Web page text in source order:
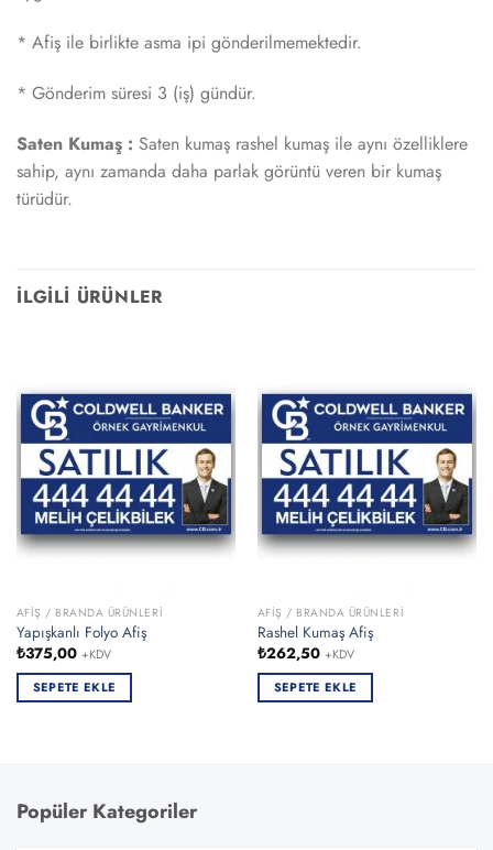
* Afiş ile birlikte asma ipi gönderilmemektedir.
* Gönderim süresi 3 (iş) gündür.
Saten Kumaş : Saten kumaş rashel kumaş ile aynı özelliklere
sahip, aynı zamanda daha parlak görüntü veren bir kumaş
türüdür.
İLGILI ÜRÜNLER
AFIŞ / BRANDA ÜRÜNLERI
Yapışkanlı Folyo Afiş
₺375,00 +KDV
SEPETE EKLE
AFIŞ / BRANDA ÜRÜNLERI
Rashel Kumaş Afiş
₺262,50 +KDV
SEPETE EKLE
Popüler Kategoriler